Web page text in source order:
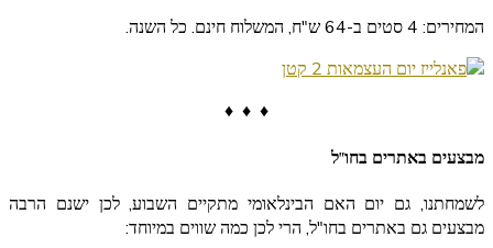
המחירים: 4 סטים ב-64 ש"ח, המשלוח חינם. כל השנה.
♦ ♦ ♦
מבצעים באתרים בחו"ל
לשמחתנו, גם יום האם הבינלאומי מתקיים השבוע, לכן ישנם הרבה
מבצעים גם באתרים בחו"ל, הרי לכן כמה שווים במיוחד: